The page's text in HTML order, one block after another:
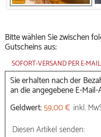
Bitte wählen Sie zwischen
Gutscheins aus:
SOFORT-VERSAND PER E-MAIL
Sie erhalten nach der
an die angegebene E-Mail-
Geldwert:59,00 € inkl.
Diesen Artikel senden: